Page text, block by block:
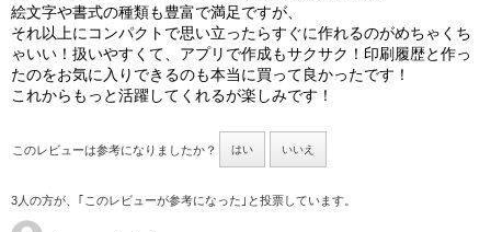
絵文字や書式の種類も豊富で満足ですが、
それ以上にコンパクトで思い立ったらすぐに作れるのがめちゃくち
ゃいい！扱いやすくて、アプリで作成もサクサク！印刷履歴と作っ
たのをお気に入りできるのも本当に買って良かったです！
これからもっと活躍してくれるが楽しみです！
このレビューは参考になりましたか？ はい いいえ
3人の方が、｢このレビューが参考になった｣と投票しています。